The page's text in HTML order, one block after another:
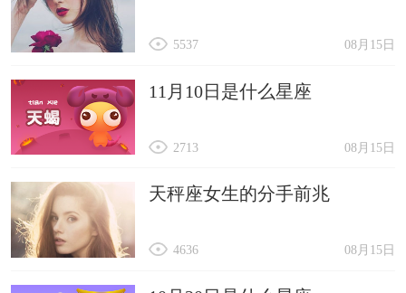
08月15日
5537
11月10日是什么星座
08月15日
2713
天秤座女生的分手前兆
08月15日
4636